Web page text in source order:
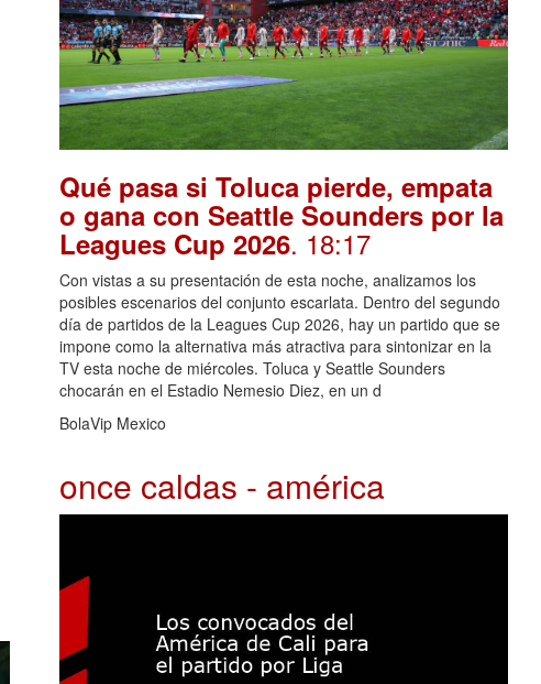
Qué pasa si Toluca pierde, empata
o gana con Seattle Sounders por la
Leagues Cup 2026. 18:17
Con vistas a su presentación de esta noche, analizamos los
posibles escenarios del conjunto escarlata. Dentro del segundo
día de partidos de la Leagues Cup 2026, hay un partido que se
impone como la alternativa más atractiva para sintonizar en la
TV esta noche de miércoles. Toluca y Seattle Sounders
chocarán en el Estadio Nemesio Diez, en un d
BolaVip Mexico
once caldas - américa